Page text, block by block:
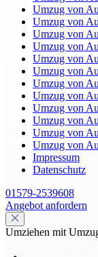
Umzug von
Umzug von
Umzug von
Umzug von
Umzug von
Umzug von
Umzug von
Umzug von
Umzug von
Umzug von
Umzug von
Umzug von
Impressum
Datenschutz
01579-2539608
Angebot anfordern
Umziehen mit